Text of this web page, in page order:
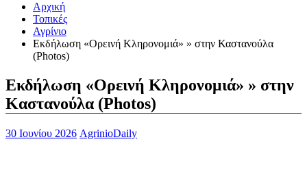
Αρχική
Τοπικές
Αγρίνιο
Εκδήλωση «Ορεινή Κληρονομιά» » στην Καστανούλα
(Photos)
Εκδήλωση «Ορεινή Κληρονομιά» » στην
Καστανούλα (Photos)
30 Ιουνίου 2026 AgrinioDaily